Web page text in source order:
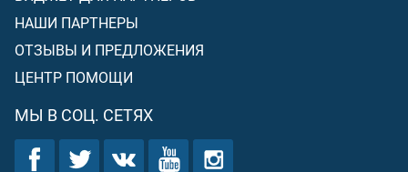
НАШИ ПАРТНЕРЫ
ОТЗЫВЫ И ПРЕДЛОЖЕНИЯ
ЦЕНТР ПОМОЩИ
МЫ В СОЦ. СЕТЯХ